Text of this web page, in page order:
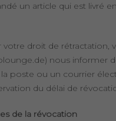
un article qui est livré
votre droit de rétractation,
nous informer
poste ou un courrier
du délai de
de la révocation